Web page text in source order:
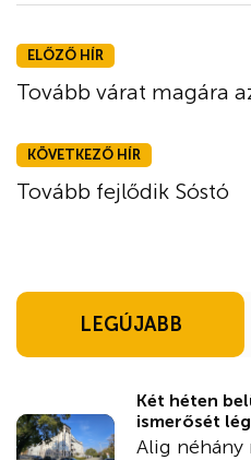
ELŐZŐ HÍR
Tovább várat magára
KÖVETKEZŐ HÍR
Tovább fejlődik Sóstó
LEGÚJABB
Két héten
ismerősét
Alig néhány